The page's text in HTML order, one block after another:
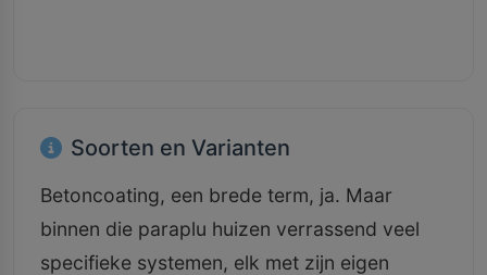
Soorten en Varianten
Betoncoating, een brede term, ja. Maar
binnen die paraplu huizen verrassend veel
specifieke systemen, elk met zijn eigen